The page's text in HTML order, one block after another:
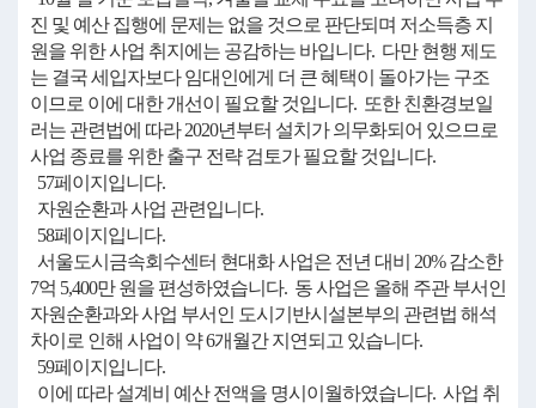
진 및 예산 집행에 문제는 없을 것으로 판단되며 저소득층 지
원을 위한 사업 취지에는 공감하는 바입니다. 다만 현행 제도
는 결국 세입자보다 임대인에게 더 큰 혜택이 돌아가는 구조
이므로 이에 대한 개선이 필요할 것입니다. 또한 친환경보일
러는 관련법에 따라 2020년부터 설치가 의무화되어 있으므로
사업 종료를 위한 출구 전략 검토가 필요할 것입니다.
57페이지입니다.
자원순환과 사업 관련입니다.
58페이지입니다.
서울도시금속회수센터 현대화 사업은 전년 대비 20% 감소한
7억 5,400만 원을 편성하였습니다. 동 사업은 올해 주관 부서인
자원순환과와 사업 부서인 도시기반시설본부의 관련법 해석
차이로 인해 사업이 약 6개월간 지연되고 있습니다.
59페이지입니다.
이에 따라 설계비 예산 전액을 명시이월하였습니다. 사업 취